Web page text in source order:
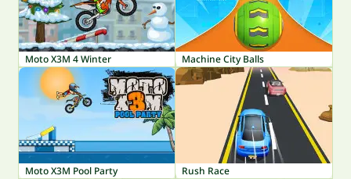
Moto X3M 4 Winter Machine City Balls
Moto X3M Pool Party Rush Race